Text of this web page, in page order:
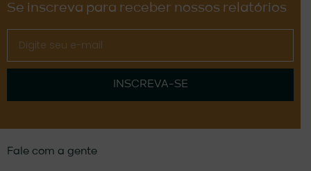
Se inscreva para receber nossos relatórios
INSCREVA-SE
Fale com a gente